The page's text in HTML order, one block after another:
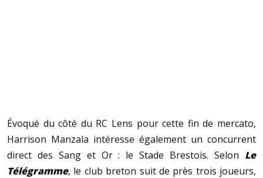
Évoqué du côté du RC Lens pour cette fin de mercato,
Harrison Manzala intéresse également un concurrent
direct des Sang et Or : le Stade Brestois. Selon Le
Télégramme, le club breton suit de près trois joueurs,